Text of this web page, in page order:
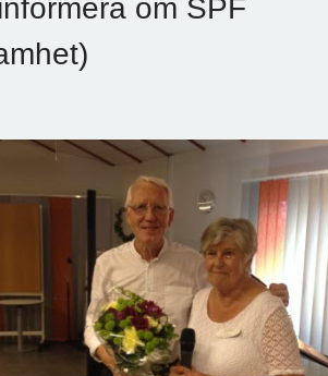
om SPF